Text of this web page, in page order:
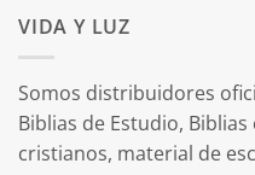
VIDA Y LUZ
Somos distribuidores
Biblias de Estudio,
cristianos, material de